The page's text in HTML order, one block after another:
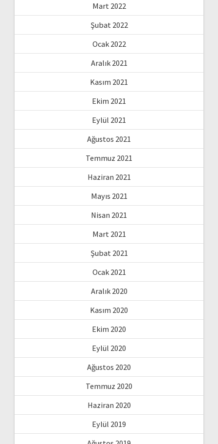
Mart 2022
Şubat 2022
Ocak 2022
Aralık 2021
Kasım 2021
Ekim 2021
Eylül 2021
Ağustos 2021
Temmuz 2021
Haziran 2021
Mayıs 2021
Nisan 2021
Mart 2021
Şubat 2021
Ocak 2021
Aralık 2020
Kasım 2020
Ekim 2020
Eylül 2020
Ağustos 2020
Temmuz 2020
Haziran 2020
Eylül 2019